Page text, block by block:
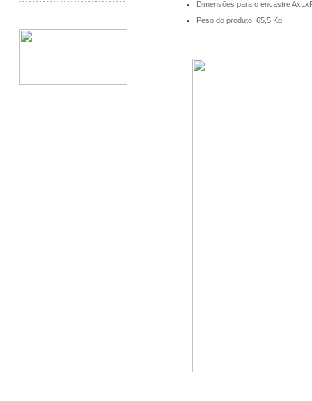
Dimensões para o encastre
Peso do produto: 65,5 Kg